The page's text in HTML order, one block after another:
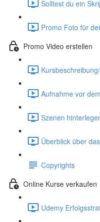
Solltest du ein
Promo Foto für
Promo Video erstellen
Aufnahme vor
Szenen
Überblick über
Copyrights
Online Kurse verkaufen
Udemy